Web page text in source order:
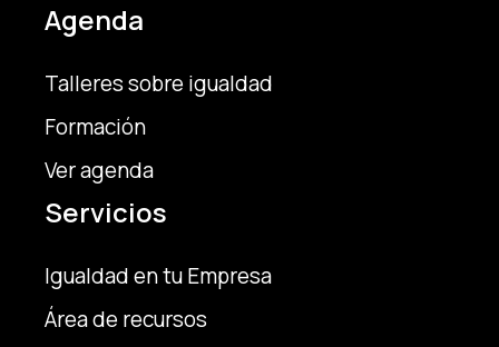
Servicios
Igualdad en tu Empresa
Área de recursos
Agenda
Talleres sobre igualdad
Formación
Ver agenda